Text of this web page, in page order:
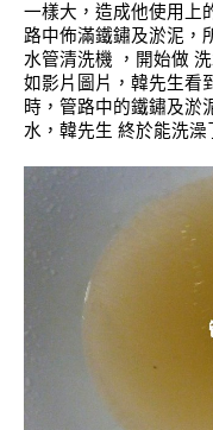
一樣大，造成他使用上
路中佈滿鐵鏽及淤泥，
水管清洗機 ，開始做
如影片圖片，韓先生看
時，管路中的鐵鏽及淤
水，韓先生 終於能洗澡